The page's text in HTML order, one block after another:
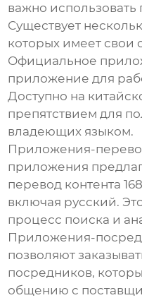
важно
Существует
которых имеет свои
Официальное
приложение для
Доступно на
препятствием для
владеющих языком.
Приложения-
приложения
перевод контента
включая русский.
процесс поиска и
Приложения-
позволяют
посредников,
общению с